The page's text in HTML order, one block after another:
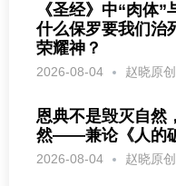
《圣经》中“肉体
什么保罗要我们治
荣耀神？
2026-08-04 赵晓原创
恩典不是毁灭自然
然——兼论《人的
2026-08-04 赵晓原创